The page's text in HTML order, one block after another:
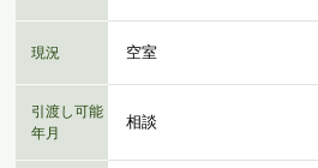
現況 空室
引渡し可能
年月
相談